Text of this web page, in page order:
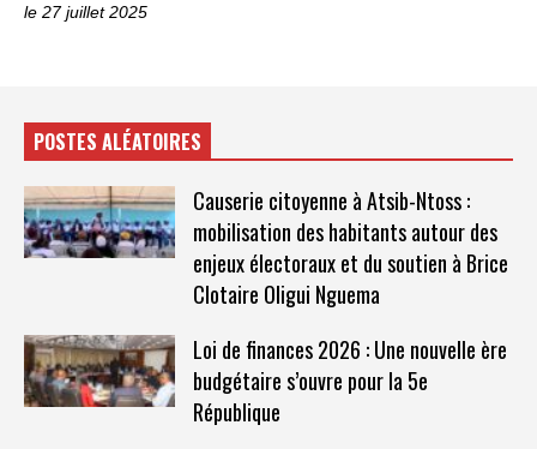
le 27 juillet 2025
POSTES ALÉATOIRES
Causerie citoyenne à Atsib-Ntoss :
mobilisation des habitants autour des
enjeux électoraux et du soutien à Brice
Clotaire Oligui Nguema
Loi de finances 2026 : Une nouvelle ère
budgétaire s’ouvre pour la 5e
République